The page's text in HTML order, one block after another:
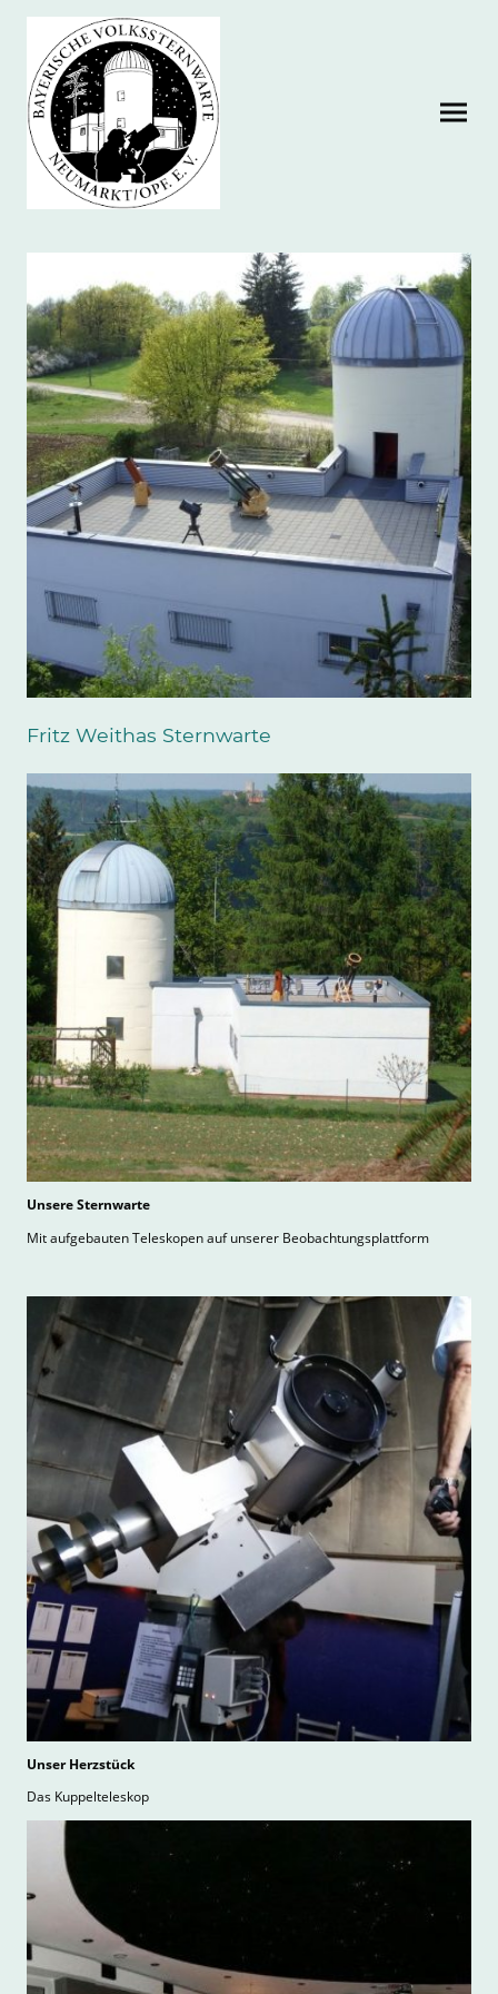
Fritz Weithas Sternwarte
Unsere Sternwarte
Mit aufgebauten Teleskopen auf unserer Beobachtungsplattform
Unser Herzstück
Das Kuppelteleskop